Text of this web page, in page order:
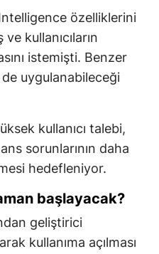
özelliklerini
kullanıcıların
istemişti. Benzer
uygulanabileceği
kullanıcı talebi,
sorunlarının daha
hedefleniyor.
başlayacak?
geliştirici
kullanıma açılması